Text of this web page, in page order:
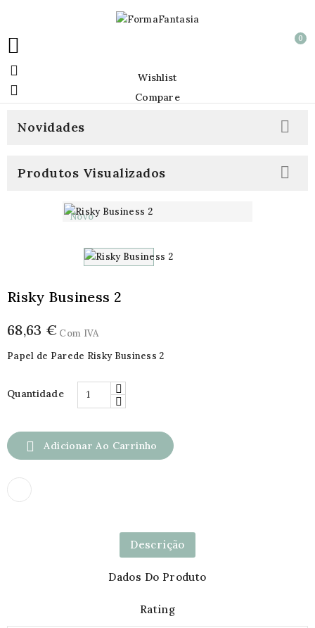
 0
 Wishlist
 Compare
Novidades 
Produtos Visualizados 
Novo
Risky Business 2
68,63 € Com IVA
Papel de Parede Risky Business 2
Quantidade
 Adicionar Ao Carrinho
Descrição
Dados Do Produto
Rating